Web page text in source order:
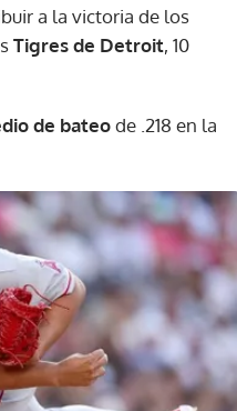
a la victoria de los
Tigres de Detroit, 10
de bateode .218 en la